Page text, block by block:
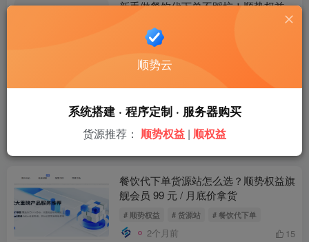
新手做餐饮代下单不踩坑！顺势权益
# 顺势权益
2个月前
顺权益旗舰会员 298 一个月，真能拿
到全网最低价吗
# 顺权益旗舰会员 # 298 元月卡会员
餐饮代下单货源站怎么选？顺势权益旗
舰会员 99 元 / 月底价拿货
# 顺势权益 # 货源站 # 餐饮代下单
2个月前 15
顺势云
系统搭建 · 程序定制 · 服务器购买
货源推荐： 顺势权益 | 顺权益